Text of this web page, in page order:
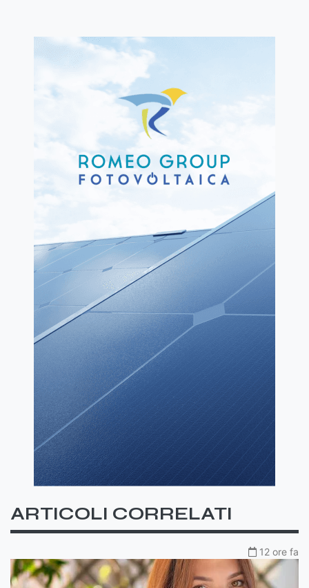
ARTICOLI CORRELATI
12 ore fa